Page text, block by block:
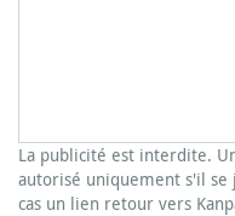
La publicité est interdite.
autorisé uniquement s'il
cas un lien retour vers